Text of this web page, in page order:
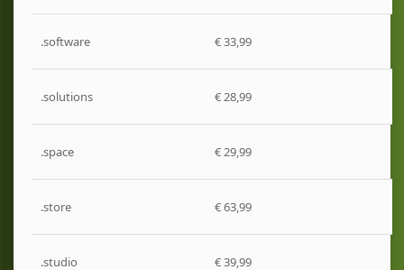
.software € 33,99
.solutions € 28,99
.space € 29,99
.store € 63,99
.studio € 39,99